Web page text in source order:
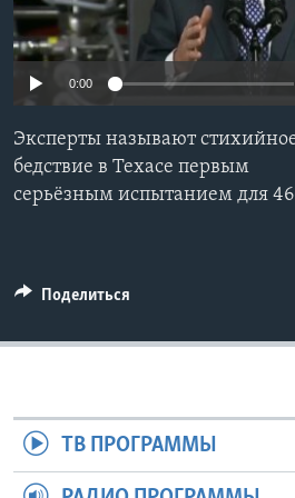
Learning English
СОЦИАЛЬНЫЕ СЕТИ
Языки
0:00
Эксперты называют
бедствие в Техасе первым
серьёзным испытанием для
Поделиться
ТВ ПРОГРАММЫ